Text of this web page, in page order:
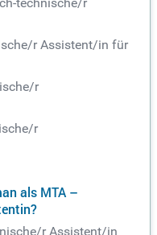
r Assistent/in für
r
r
als MTA –
r Assistent/in